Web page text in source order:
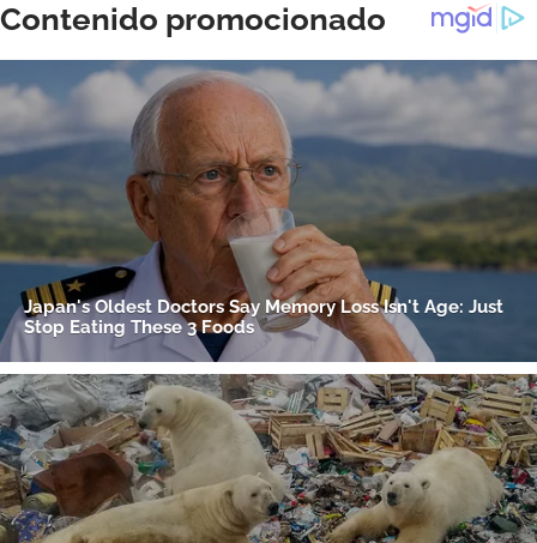
Gracias por suscribirte a nuestro boletín.
ACEPTAR